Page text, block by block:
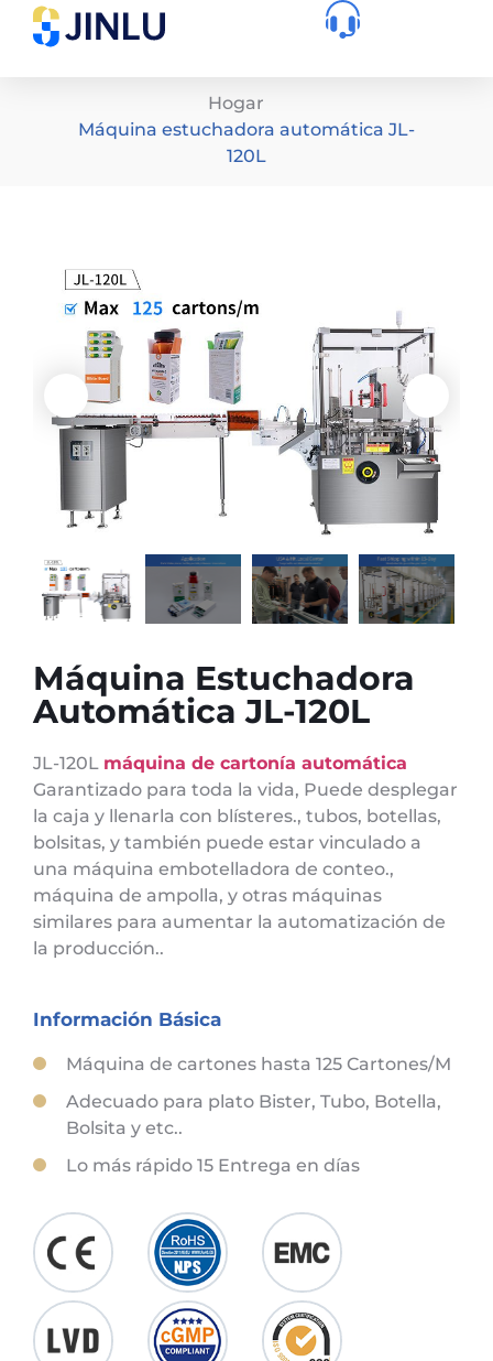
Hogar
Máquina estuchadora automática JL-
120L
Máquina Estuchadora
Automática JL-120L
JL-120L máquina de cartonía automática
Garantizado para toda la vida, Puede desplegar
la caja y llenarla con blísteres., tubos, botellas,
bolsitas, y también puede estar vinculado a
una máquina embotelladora de conteo.,
máquina de ampolla, y otras máquinas
similares para aumentar la automatización de
la producción..
Información Básica
Máquina de cartones hasta 125 Cartones/M
Adecuado para plato Bister, Tubo, Botella,
Bolsita y etc..
Lo más rápido 15 Entrega en días